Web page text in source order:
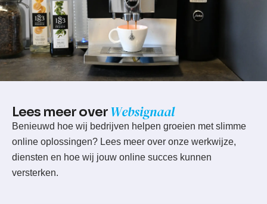
Lees meerover Websignaal
Benieuwd hoe wij bedrijven helpen groeien met slimme
online oplossingen? Lees meer over onze werkwijze,
diensten en hoe wij jouw online succes kunnen
versterken.